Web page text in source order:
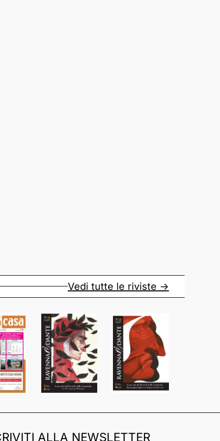
Vedi tutte le riviste ->
ALLA NEWSLETTER